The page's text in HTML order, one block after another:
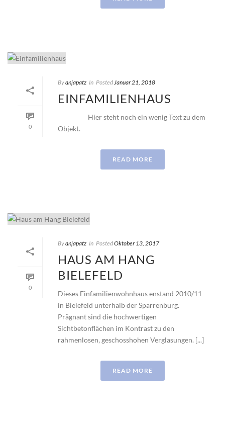
0
Byanjapatz In Posted Januar 21, 2018
EINFAMILIENHAUS
Hier steht noch ein wenig Text zu dem
Objekt.
READ MORE
0
Byanjapatz In PostedOktober 13, 2017
HAUS AM HANG
BIELEFELD
Dieses Einfamilienwohnhaus enstand 2010/11
in Bielefeld unterhalb der Sparrenburg.
Prägnant sind die hochwertigen
Sichtbetonflächen im Kontrast zu den
rahmenlosen, geschosshohen Verglasungen. [...]
READ MORE